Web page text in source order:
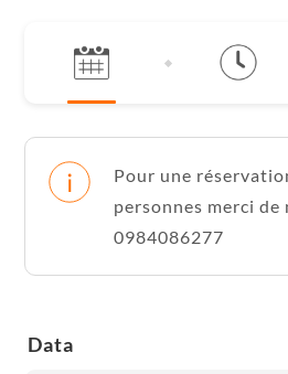
Pour une
personnes merci de
0984086277
Data